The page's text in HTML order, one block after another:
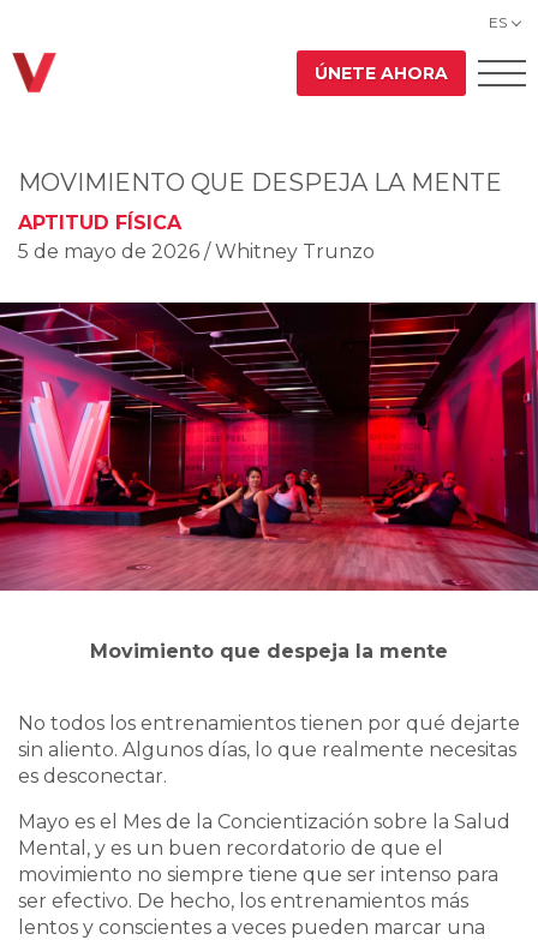
ES
ÚNETE AHORA
MOVIMIENTO QUE DESPEJA LA MENTE
APTITUD FÍSICA
5 de mayo de 2026 / Whitney Trunzo
Movimiento que despeja la mente
No todos los entrenamientos tienen por qué dejarte
sin aliento. Algunos días, lo que realmente necesitas
es desconectar.
Mayo es el Mes de la Concientización sobre la Salud
Mental, y es un buen recordatorio de que el
movimiento no siempre tiene que ser intenso para
ser efectivo. De hecho, los entrenamientos más
lentos y conscientes a veces pueden marcar una